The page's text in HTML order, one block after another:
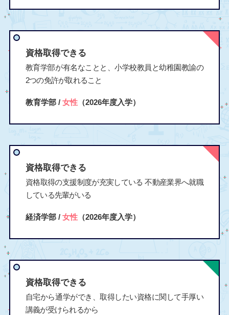
資格取得できる
教育学部が有名なことと、小学校教員と幼稚園教諭の
2つの免許が取れること
教育学部 / 女性（2026年度入学）
資格取得できる
資格取得の支援制度が充実している 不動産業界へ就職
している先輩がいる
経済学部 / 女性（2026年度入学）
資格取得できる
自宅から通学ができ、取得したい資格に関して手厚い
講義が受けられるから